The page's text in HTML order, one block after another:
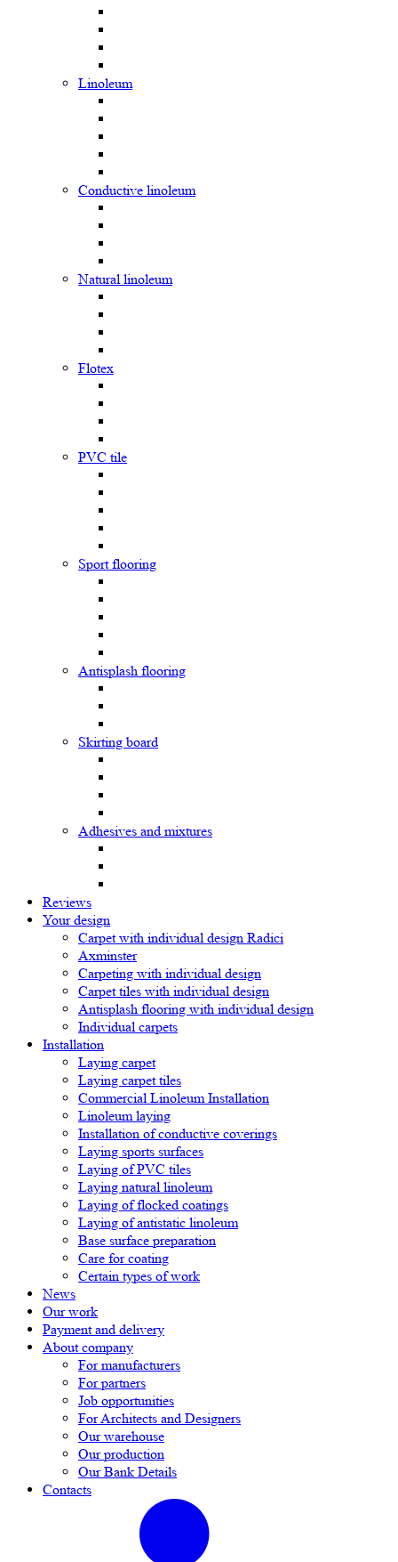
Linoleum
Сonductive linoleum
Natural linoleum
Flotex
PVC tile
Sport flooring
Antisplash flooring
Skirting board
Adhesives and mixtures
Reviews
Your design
Carpet with individual design Radici
Axminster
Carpeting with individual design
Carpet tiles with individual design
Antisplash flooring with individual design
Individual carpets
Installation
Laying carpet
Laying carpet tiles
Commercial Linoleum Installation
Linoleum laying
Installation of conductive coverings
Laying sports surfaces
Laying of PVC tiles
Laying natural linoleum
Laying of flocked coatings
Laying of antistatic linoleum
Base surface preparation
Care for coating
Certain types of work
News
Our work
Payment and delivery
About company
For manufacturers
For partners
Job opportunities
For Architects and Designers
Our warehouse
Our production
Our Bank Details
Contacts